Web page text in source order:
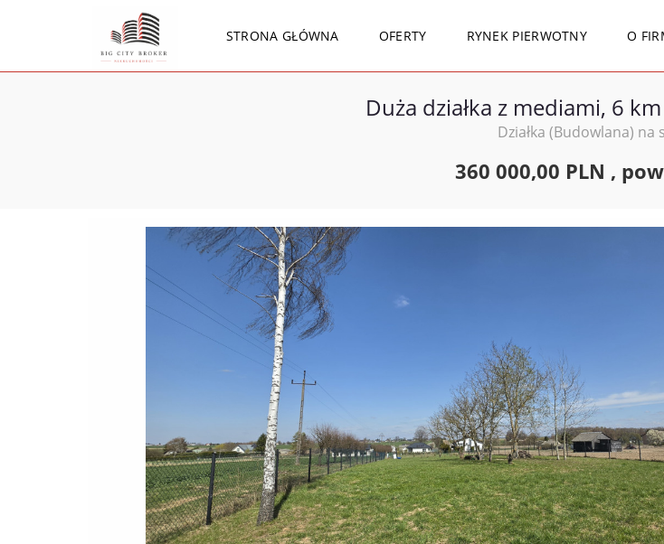
STRONA GŁÓWNA OFERTY RYNEK PIERWOTNY O
Duża działka z mediami, 6
Działka (Budowlana) na
360 000,00 PLN ,